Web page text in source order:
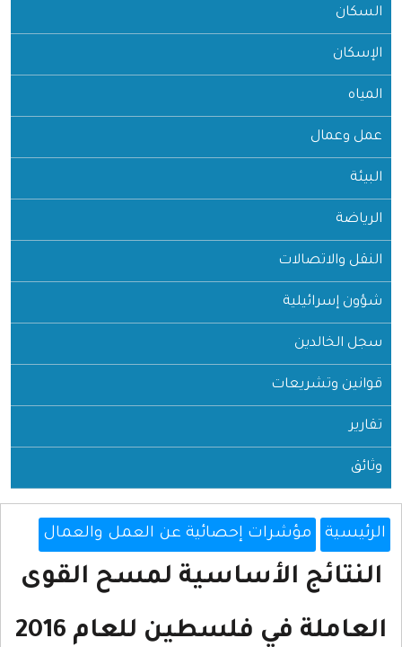
السكان
الإسكان
المياه
عمل وعمال
البيئة
الرياضة
النقل والاتصالات
شؤون إسرائيلية
سجل الخالدين
قوانين وتشريعات
تقارير
وثائق
الرئيسية مؤشرات إحصائية عن العمل والعمال
النتائج الأساسية لمسح القوى
العاملة في فلسطين للعام 2016